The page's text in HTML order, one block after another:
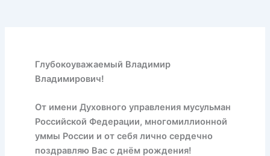
Глубокоуважаемый Владимир
Владимирович!
От имени Духовного управления мусульман
Российской Федерации, многомиллионной
уммы России и от себя лично сердечно
поздравляю Вас с днём рождения!